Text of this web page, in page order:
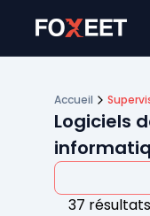
Accueil
Logiciels
37 résultats